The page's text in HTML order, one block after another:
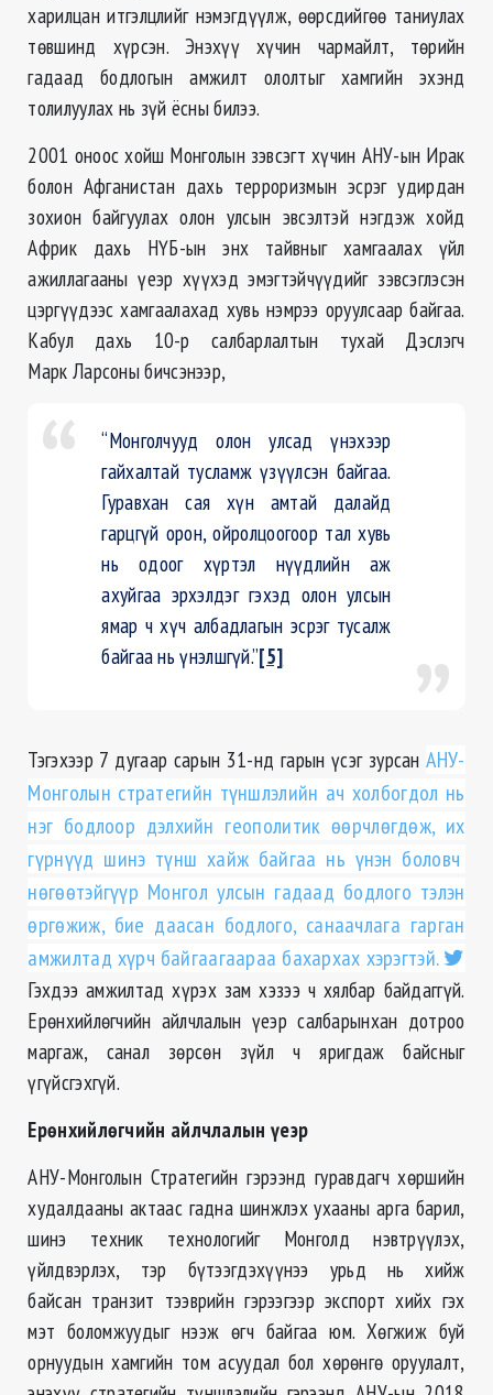
харилцан итгэлцлийг нэмэгдүүлж, өөрсдийгөө таниулах
төвшинд хүрсэн. Энэхүү хүчин чармайлт, төрийн
гадаад бодлогын амжилт ололтыг хамгийн эхэнд
толилуулах нь зүй ёсны билээ.
2001 оноос хойш Монголын зэвсэгт хүчин АНУ-ын Ирак
болон Афганистан дахь терроризмын эсрэг удирдан
зохион байгуулах олон улсын эвсэлтэй нэгдэж хойд
Африк дахь НҮБ-ын энх тайвныг хамгаалах үйл
ажиллагааны үеэр хүүхэд эмэгтэйчүүдийг зэвсэглэсэн
цэргүүдээс хамгаалахад хувь нэмрээ оруулсaaр байгаа.
Кабул дахь 10-р салбарлалтын тухай Дэслэгч
Марк Ларсоны бичсэнээр,
“Монголчууд олон улсад үнэхээр
гайхалтай тусламж үзүүлсэн байгаа.
Гуравхан сая хүн амтай далайд
гарцгүй орон, ойролцоогоор тал хувь
нь одоог хүртэл нүүдлийн аж
ахуйгаа эрхэлдэг гэхэд олон улсын
ямар ч хүч албадлагын эсрэг тусалж
байгаа нь үнэлшгүй.”[5]
Тэгэхээр 7 дугаар сарын 31-нд гарын үсэг зурсанАНУ-
Монголын стратегийн түншлэлийн ач холбогдол нь
нэг бодлоор дэлхийн геополитик өөрчлөгдөж, их
гүрнүүд шинэ түнш хайж байгаа нь үнэн боловч
нөгөөтэйгүүр Монгол улсын гадаад бодлого тэлэн
өргөжиж, бие даасан бодлого, санаачлага гарган
амжилтад хүрч байгаагаараа бахархах хэрэгтэй.
Гэхдээ амжилтад хүрэх зам хэзээ ч хялбар байдаггүй.
Ерөнхийлөгчийн айлчлалын үеэр салбарынхан дотроо
маргаж, санал зөрсөн зүйл ч яригдаж байсныг
үгүйсгэхгүй.
Ерөнхийлөгчийн айлчлалын үеэр
АНУ-Монголын Стратегийн гэрээнд гуравдагч хөршийн
худалдааны актаас гадна шинжлэх ухааны арга барил,
шинэ теxник теxнологийг Монголд нэвтрүүлэх,
үйлдвэрлэх, тэр бүтээгдэхүүнээ урьд нь хийж
байсан транзит тээврийн гэрээгээр экспорт хийх гэх
мэт боломжуудыг нээж өгч байгаа юм. Хөгжиж буй
орнуудын хамгийн том асуудал бол хөрөнгө оруулалт,